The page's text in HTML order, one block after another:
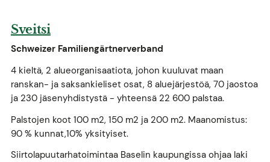
Sveitsi
Schweizer Familiengärtnerverband
4 kieltä, 2 alueorganisaatiota, johon kuuluvat maan
ranskan- ja saksankieliset osat, 8 aluejärjestöä, 70 jaostoa
ja 230 jäsenyhdistystä - yhteensä 22 600 palstaa.
Palstojen koot 100 m2, 150 m2 ja 200 m2. Maanomistus:
90 % kunnat,10% yksityiset.
Siirtolapuutarhatoimintaa Baselin kaupungissa ohjaa laki